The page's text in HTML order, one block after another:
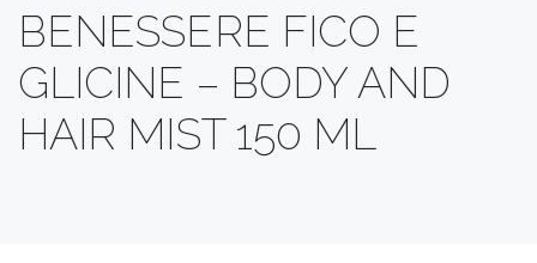
BENESSERE FICO E
GLICINE – BODY AND
HAIR MIST 150 ML